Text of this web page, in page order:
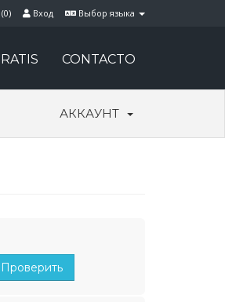
Выбор языка
Вход
0)
CONTACTO
АККАУНТ
Проверить